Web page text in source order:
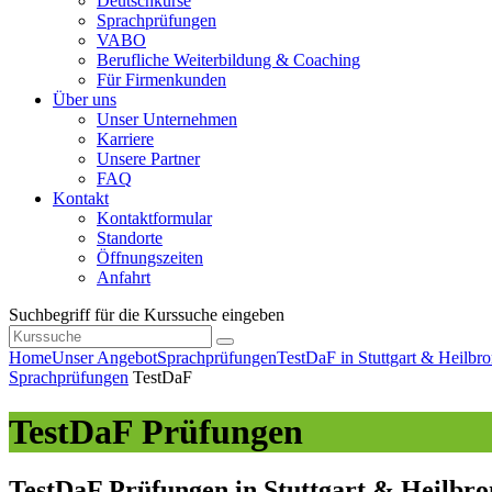
Sprachprüfungen
VABO
Berufliche Weiterbildung & Coaching
Für Firmenkunden
Über uns
Unser Unternehmen
Karriere
Unsere Partner
FAQ
Kontakt
Kontaktformular
Standorte
Öffnungszeiten
Anfahrt
Suchbegriff für die Kurssuche eingeben
HomeUnser AngebotSprachprüfungenTestDaF in Stuttgart &
Sprachprüfungen TestDaF
TestDaF Prüfungen